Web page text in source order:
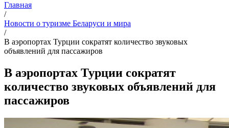
Главная
/
Новости о туризме Беларуси и мира
/
В аэропортах Турции сократят количество звуковых
объявлений для пассажиров
В аэропортах Турции сократят
количество звуковых объявлений для
пассажиров